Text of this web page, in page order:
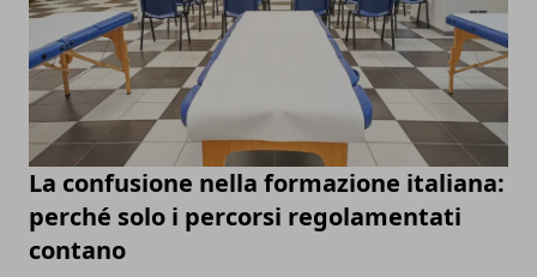
La confusione nella formazione italiana:
perché solo i percorsi regolamentati
contano